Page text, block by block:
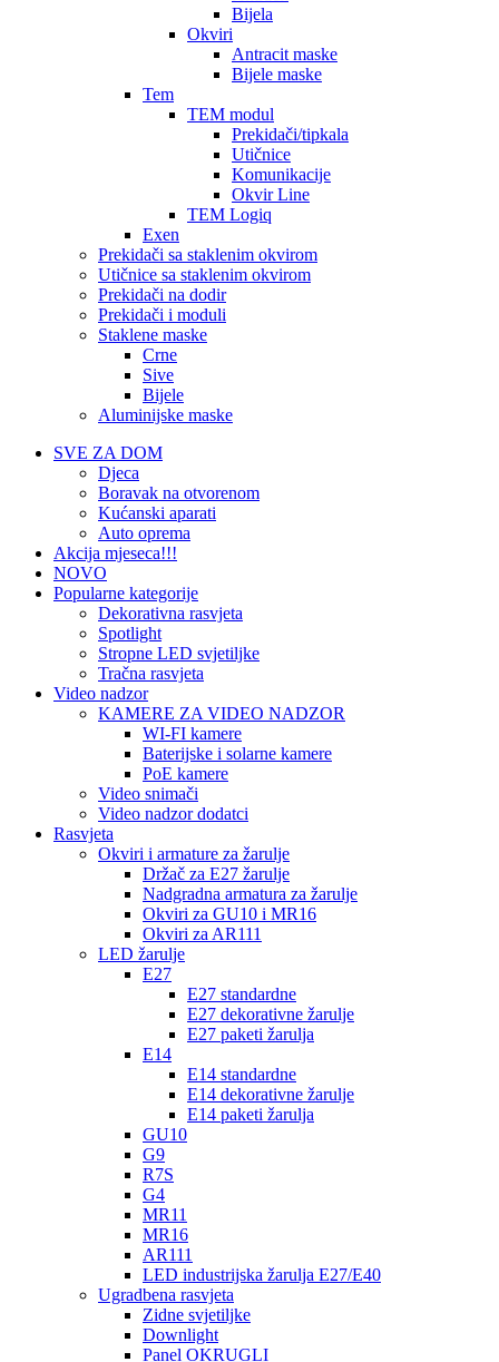
Bijela
Okviri
Antracit maske
Bijele maske
Tem
TEM modul
Prekidači/tipkala
Utičnice
Komunikacije
Okvir Line
TEM Logiq
Exen
Prekidači sa staklenim okvirom
Utičnice sa staklenim okvirom
Prekidači na dodir
Prekidači i moduli
Staklene maske
Crne
Sive
Bijele
Aluminijske maske
SVE ZA DOM
Djeca
Boravak na otvorenom
Kućanski aparati
Auto oprema
Akcija mjeseca!!!
NOVO
Popularne kategorije
Dekorativna rasvjeta
Spotlight
Stropne LED svjetiljke
Tračna rasvjeta
Video nadzor
KAMERE ZA VIDEO NADZOR
WI-FI kamere
Baterijske i solarne kamere
PoE kamere
Video snimači
Video nadzor dodatci
Rasvjeta
Okviri i armature za žarulje
Držač za E27 žarulje
Nadgradna armatura za žarulje
Okviri za GU10 i MR16
Okviri za AR111
LED žarulje
E27
E27 standardne
E27 dekorativne žarulje
E27 paketi žarulja
E14
E14 standardne
E14 dekorativne žarulje
E14 paketi žarulja
GU10
G9
R7S
G4
MR11
MR16
AR111
LED industrijska žarulja E27/E40
Ugradbena rasvjeta
Zidne svjetiljke
Downlight
Panel OKRUGLI